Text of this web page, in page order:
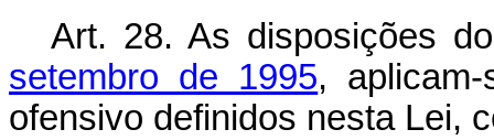
Art. 28. As disposições
setembro de 1995,
ofensivo definidos nesta Lei,